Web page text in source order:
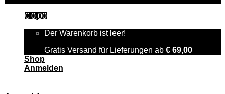
€ 0,00
Der Warenkorb ist leer!
Gratis Versand für Lieferungen ab € 69,00
Shop
Anmelden